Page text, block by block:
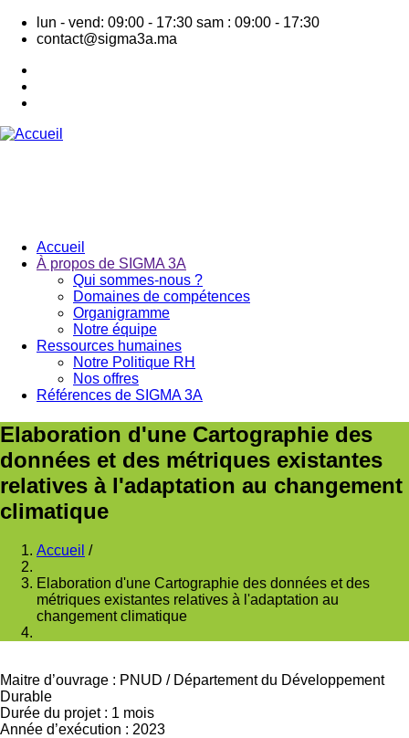
Aller
principal
lun - vend: 09:00 - 17:30 sam : 09:00 - 17:30
contact@sigma3a.ma
Navigation
principale
Accueil
À propos de SIGMA 3A
Qui sommes-nous ?
Domaines de compétences
Organigramme
Notre équipe
Ressources humaines
Notre Politique RH
Nos offres
Références de SIGMA 3A
Elaboration d'une Cartographie des
données et des métriques existantes
relatives à l'adaptation au changement
climatique
Fil
d'Ariane
Accueil /
Elaboration d'une Cartographie des données et des
métriques existantes relatives à l'adaptation au
changement climatique
Maitre d’ouvrage : PNUD / Département du Développement
Durable
Durée du projet : 1 mois
Année d’exécution : 2023